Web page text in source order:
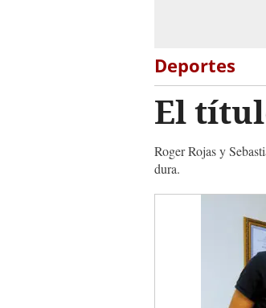
Deportes
El
Roger Rojas y
dura.